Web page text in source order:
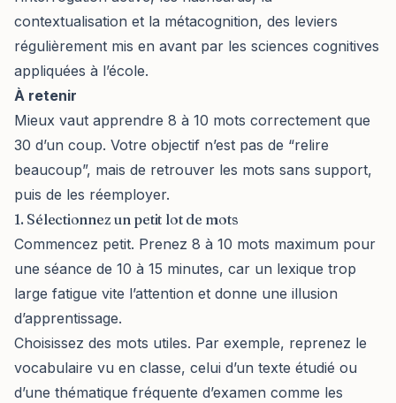
contextualisation et la métacognition, des leviers
régulièrement mis en avant par les sciences cognitives
appliquées à l’école.
À retenir
Mieux vaut apprendre 8 à 10 mots correctement que
30 d’un coup. Votre objectif n’est pas de “relire
beaucoup”, mais de retrouver les mots sans support,
puis de les réemployer.
1. Sélectionnez un petit lot de mots
Commencez petit. Prenez 8 à 10 mots maximum pour
une séance de 10 à 15 minutes, car un lexique trop
large fatigue vite l’attention et donne une illusion
d’apprentissage.
Choisissez des mots utiles. Par exemple, reprenez le
vocabulaire vu en classe, celui d’un texte étudié ou
d’une thématique fréquente d’examen comme les